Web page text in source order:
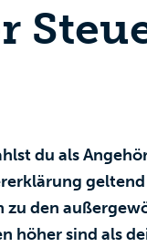
du als
zu den
höher sind als